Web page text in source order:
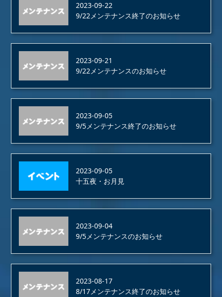
2023-09-22
9/22メンテナンス終了のお知らせ
2023-09-21
9/22メンテナンスのお知らせ
2023-09-05
9/5メンテナンス終了のお知らせ
2023-09-05
十五夜・お月見
2023-09-04
9/5メンテナンスのお知らせ
2023-08-17
8/17メンテナンス終了のお知らせ